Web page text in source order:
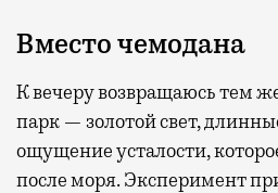
Вместо чемодана
К вечеру возвращаюсь тем
парк — золотой свет,
ощущение усталости,
после моря. Эксперимент